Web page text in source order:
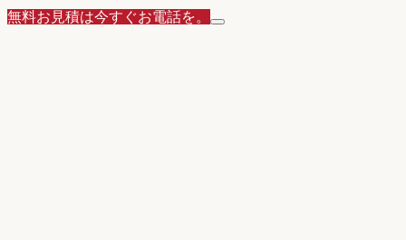
無料お見積は今すぐお電話を。